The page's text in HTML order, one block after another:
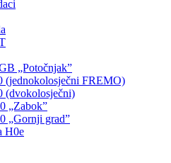
„Potočnjak”
(jednokolosječni FREMO)
(dvokolosječni)
„Zabok”
„Gornji grad”
H0e